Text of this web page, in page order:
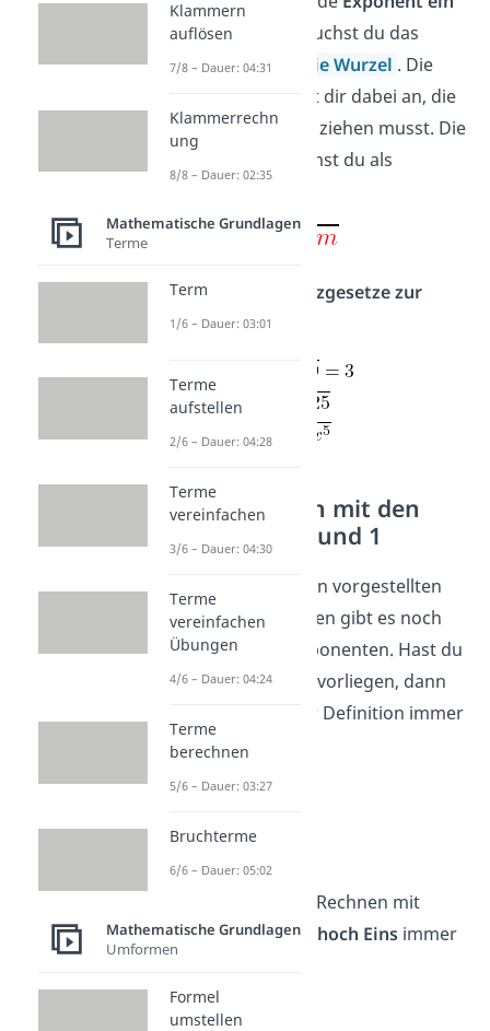
Bruchist, dann brauchst du das
Potenzgesetz für die Wurzel . Die
gibt dir dabei an, die
wievielte Wurzel du ziehen musst. Die
Zahl im Zähler nimmst du als
Beispiele für Potenzgesetze zur
Wurzel:
Potenzrechnen mit den
Exponenten 0 und 1
Unabhängig von den vorgestellten
Exponenten Gesetzen gibt es noch
zwei besondere Exponenten. Hast du
eineZahl hoch null
vorliegen, dann
ist das Ergebnis per Definition immer
Eins.
x0 = 1
Außerdem ist beim Rechnen mit
Potenzen eineZahl hoch Einsimmer
a1= a
Klammern
auflösen
7/8 – Dauer: 04:31
Klammerrechn
ung
8/8 – Dauer: 02:35
Mathematische Grundlagen
Terme
Term
1/6 – Dauer: 03:01
Terme
aufstellen
2/6 – Dauer: 04:28
Terme
vereinfachen
3/6 – Dauer: 04:30
Terme
vereinfachen
Übungen
4/6 – Dauer: 04:24
Terme
berechnen
5/6 – Dauer: 03:27
Bruchterme
6/6 – Dauer: 05:02
Mathematische Grundlagen
Umformen
Formel
umstellen